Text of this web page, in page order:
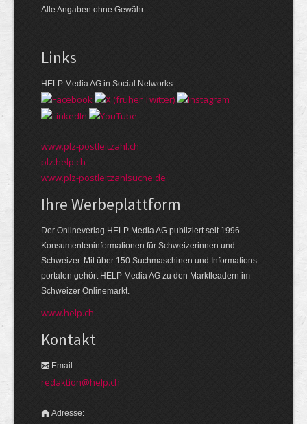
Alle Angaben ohne Gewähr
Links
HELP Media AG in Social Networks
www.plz-postleitzahl.ch
plz.help.ch
www.plz-postleitzahlsuche.de
Ihre Werbeplattform
Der Onlineverlag HELP Media AG publiziert seit 1996
Konsumenten­informationen für Schweizerinnen und
Schweizer. Mit über 150 Suchmaschinen und Informations­
portalen gehört HELP Media AG zu den Markt­leadern im
Schweizer Onlinemarkt.
www.help.ch
Kontakt
Email:
redaktion@help.ch
Adresse: